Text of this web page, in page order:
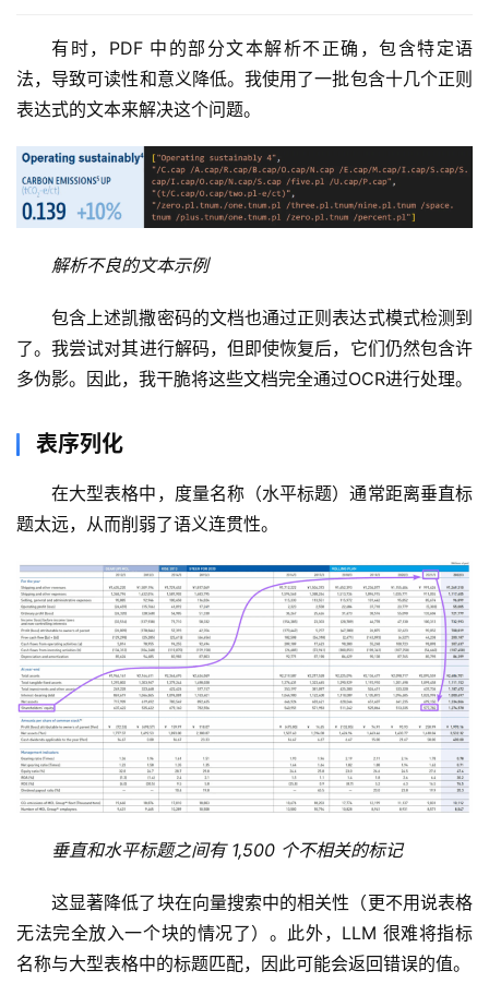
有时，PDF 中的部分文本解析不正确，包含特定语
法，导致可读性和意义降低。我使用了一批包含十几个正则
表达式的文本来解决这个问题。
解析不良的文本示例
包含上述凯撒密码的文档也通过正则表达式模式检测到
了。我尝试对其进行解码，但即使恢复后，它们仍然包含许
多伪影。因此，我干脆将这些文档完全通过OCR进行处理。
表序列化
在大型表格中，度量名称（水平标题）通常距离垂直标
题太远，从而削弱了语义连贯性。
垂直和水平标题之间有 1,500 个不相关的标记
这显著降低了块在向量搜索中的相关性（更不用说表格
无法完全放入一个块的情况了）。此外，LLM 很难将指标
名称与大型表格中的标题匹配，因此可能会返回错误的值。